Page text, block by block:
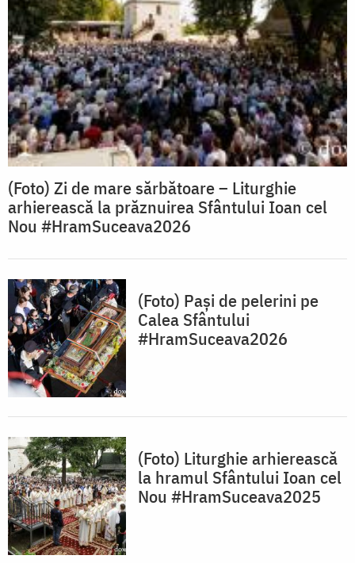
(Foto) Zi de mare sărbătoare – Liturghie
arhierească la prăznuirea Sfântului Ioan cel
Nou #HramSuceava2026
(Foto) Pași de pelerini pe
Calea Sfântului
#HramSuceava2026
(Foto) Liturghie arhierească
la hramul Sfântului Ioan cel
Nou #HramSuceava2025